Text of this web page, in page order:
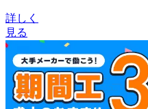
詳しく
見る